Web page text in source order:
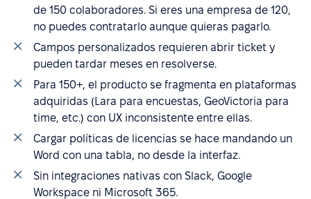
de 150 colaboradores. Si eres una empresa de 120,
no puedes contratarlo aunque quieras pagarlo.
Campos personalizados requieren abrir ticket y
pueden tardar meses en resolverse.
Para 150+, el producto se fragmenta en plataformas
adquiridas (Lara para encuestas, GeoVictoria para
time, etc.) con UX inconsistente entre ellas.
Cargar políticas de licencias se hace mandando un
Word con una tabla, no desde la interfaz.
Sin integraciones nativas con Slack, Google
Workspace ni Microsoft 365.